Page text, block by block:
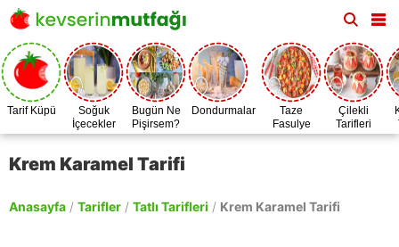
Tarif Küpü
Soğuk
İçecekler
Bugün Ne
Pişirsem?
Dondurmalar
Taze
Fasulye
Zamanı
Çilekli
Tarifleri
Krem Karamel Tarifi
Anasayfa / Tarifler / Tatlı Tarifleri / Krem Karamel Tarifi